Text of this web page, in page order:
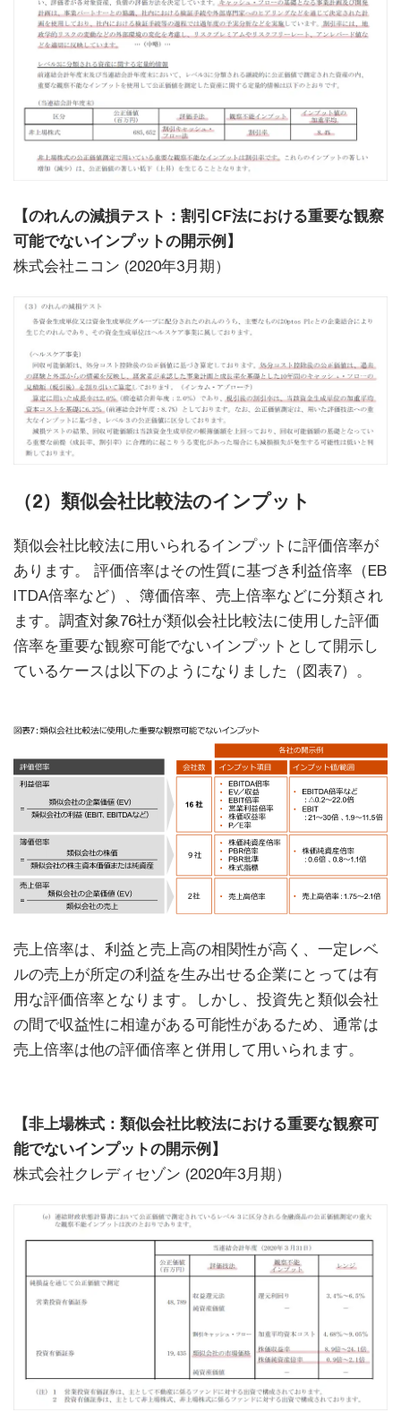
【のれんの減損テスト：割引CF法における重要な観察
可能でないインプットの開示例】
株式会社ニコン (2020年3月期）
（2）類似会社比較法のインプット
類似会社比較法に用いられるインプットに評価倍率が
あります。 評価倍率はその性質に基づき利益倍率（EB
ITDA倍率など）、簿価倍率、売上倍率などに分類され
ます。調査対象76社が類似会社比較法に使用した評価
倍率を重要な観察可能でないインプットとして開示し
ているケースは以下のようになりました（図表7）。
売上倍率は、利益と売上高の相関性が高く、一定レベ
ルの売上が所定の利益を生み出せる企業にとっては有
用な評価倍率となります。しかし、投資先と類似会社
の間で収益性に相違がある可能性があるため、通常は
売上倍率は他の評価倍率と併用して用いられます。
【非上場株式：類似会社比較法における重要な観察可
能でないインプットの開示例】
株式会社クレディセゾン (2020年3月期）